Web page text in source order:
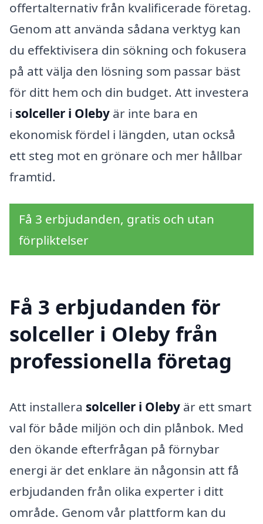
offertalternativ från kvalificerade företag.
Genom att använda sådana verktyg kan
du effektivisera din sökning och fokusera
på att välja den lösning som passar bäst
för ditt hem och din budget. Att investera
i solceller i Oleby är inte bara en
ekonomisk fördel i längden, utan också
ett steg mot en grönare och mer hållbar
framtid.
Få 3 erbjudanden, gratis och utan
förpliktelser
Få 3 erbjudanden för
solceller i Oleby från
professionella företag
Att installera solceller i Oleby är ett smart
val för både miljön och din plånbok. Med
den ökande efterfrågan på förnybar
energi är det enklare än någonsin att få
erbjudanden från olika experter i ditt
område. Genom vår plattform kan du